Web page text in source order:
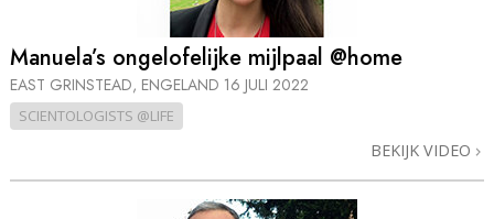
Manuela’s ongelofelijke mijlpaal @home
EAST GRINSTEAD, ENGELAND 16 JULI 2022
SCIENTOLOGISTS @LIFE
BEKIJK VIDEO